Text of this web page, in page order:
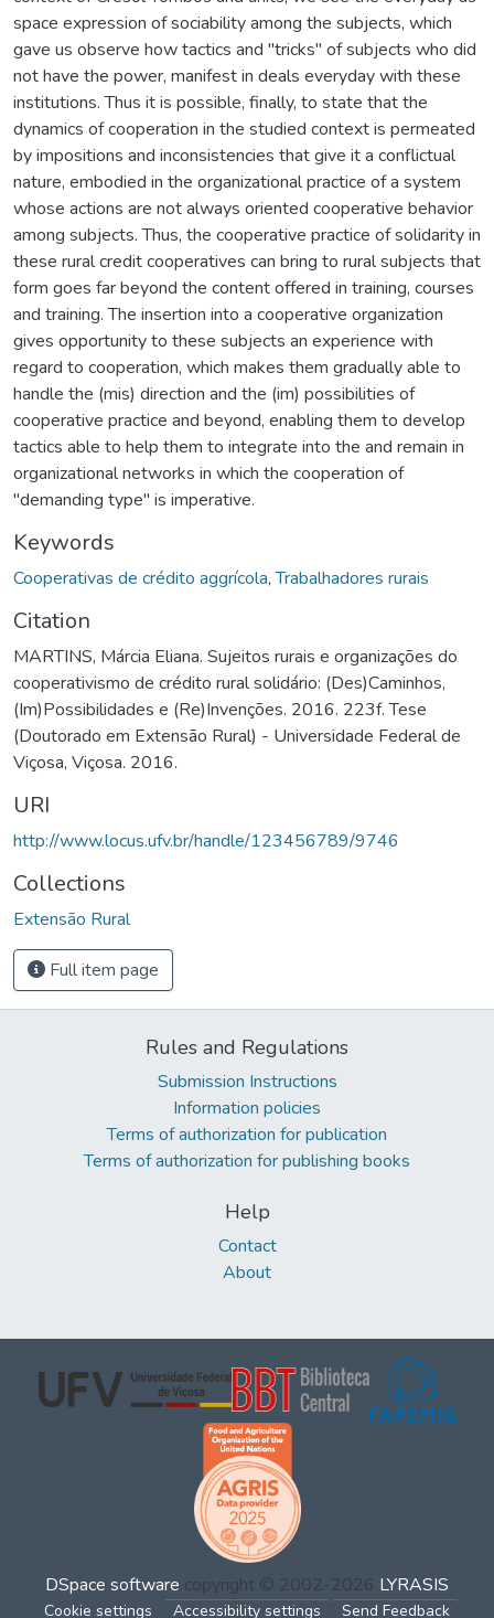
space expression of sociability among the subjects, which
gave us observe how tactics and "tricks" of subjects who did
not have the power, manifest in deals everyday with these
institutions. Thus it is possible, finally, to state that the
dynamics of cooperation in the studied context is permeated
by impositions and inconsistencies that give it a conflictual
nature, embodied in the organizational practice of a system
whose actions are not always oriented cooperative behavior
among subjects. Thus, the cooperative practice of solidarity in
these rural credit cooperatives can bring to rural subjects that
form goes far beyond the content offered in training, courses
and training. The insertion into a cooperative organization
gives opportunity to these subjects an experience with
regard to cooperation, which makes them gradually able to
handle the (mis) direction and the (im) possibilities of
cooperative practice and beyond, enabling them to develop
tactics able to help them to integrate into the and remain in
organizational networks in which the cooperation of
"demanding type" is imperative.
Keywords
Cooperativas de crédito aggrícola,Trabalhadores rurais
Citation
MARTINS, Márcia Eliana. Sujeitos rurais e organizações do
cooperativismo de crédito rural solidário: (Des)Caminhos,
(Im)Possibilidades e (Re)Invenções. 2016. 223f. Tese
(Doutorado em Extensão Rural) - Universidade Federal de
Viçosa, Viçosa. 2016.
URI
http://www.locus.ufv.br/handle/123456789/9746
Collections
Extensão Rural
Full item page
Rules and Regulations
Submission Instructions
Information policies
Terms of authorization for publication
Terms of authorization for publishing books
Help
Contact
About
DSpace software copyright © 2002-2026 LYRASIS
Cookie settings Accessibility settings Send Feedback